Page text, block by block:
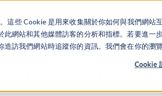
這些 Cookie 是用來收集關於你如何與我們網
網站和其他媒體訪客的分析和指標。若要進一
訪我們網站時追蹤你的資訊。我們會在你的瀏
Cookie